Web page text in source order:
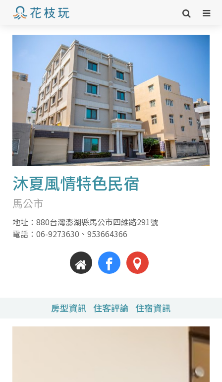
沐夏風情特色民宿
馬公市
地址：880台灣澎湖縣馬公市四維路291號
電話： 06-9273630 、 953664366
房型資訊 住客評論 住宿資訊